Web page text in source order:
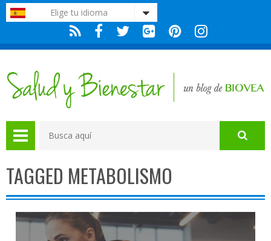
Nota:
este
web
un
sistema
Elige tu idioma
TAGGED METABOLISMO